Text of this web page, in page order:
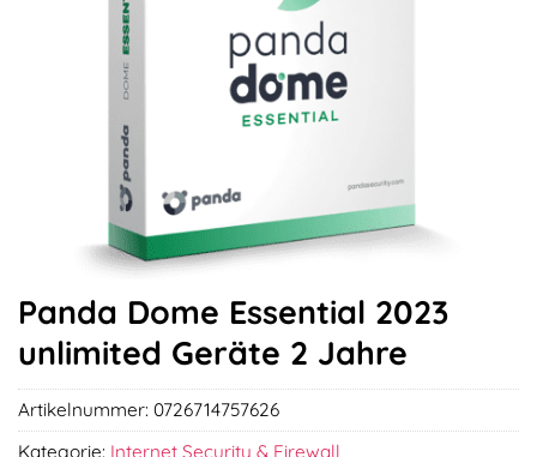
Panda Dome Essential 2023
unlimited Geräte 2 Jahre
Artikelnummer: 0726714757626
Kategorie: Internet Security & Firewall